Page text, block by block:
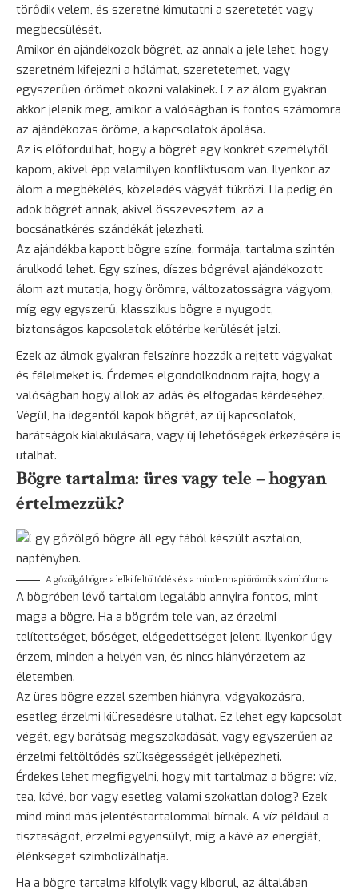
törődik velem, és szeretné kimutatni a szeretetét vagy
megbecsülését.
Amikor én ajándékozok bögrét, az annak a jele lehet, hogy
szeretném kifejezni a hálámat, szeretetemet, vagy
egyszerűen örömet okozni valakinek. Ez az álom gyakran
akkor jelenik meg, amikor a valóságban is fontos számomra
az ajándékozás öröme, a kapcsolatok ápolása.
Az is előfordulhat, hogy a bögrét egy konkrét személytől
kapom, akivel épp valamilyen konfliktusom van. Ilyenkor az
álom a megbékélés, közeledés vágyát tükrözi. Ha pedig én
adok bögrét annak, akivel összevesztem, az a
bocsánatkérés szándékát jelezheti.
Az ajándékba kapott bögre színe, formája, tartalma szintén
árulkodó lehet. Egy színes, díszes bögrével ajándékozott
álom azt mutatja, hogy örömre, változatosságra vágyom,
míg egy egyszerű, klasszikus bögre a nyugodt,
biztonságos kapcsolatok előtérbe kerülését jelzi.
Ezek az álmok gyakran felszínre hozzák a rejtett vágyakat
és félelmeket is. Érdemes elgondolkodnom rajta, hogy a
valóságban hogy állok az adás és elfogadás kérdéséhez.
Végül, ha idegentől kapok bögrét, az új kapcsolatok,
barátságok kialakulására, vagy új lehetőségek érkezésére is
utalhat.
Bögre tartalma: üres vagy tele – hogyan
értelmezzük?
A gőzölgő bögre a lelki feltöltődés és a mindennapi örömök szimbóluma.
A bögrében lévő tartalom legalább annyira fontos, mint
maga a bögre. Ha a bögrém tele van, az érzelmi
telítettséget, bőséget, elégedettséget jelent. Ilyenkor úgy
érzem, minden a helyén van, és nincs hiányérzetem az
életemben.
Az üres bögre ezzel szemben hiányra, vágyakozásra,
esetleg érzelmi kiüresedésre utalhat. Ez lehet egy kapcsolat
végét, egy barátság megszakadását, vagy egyszerűen az
érzelmi feltöltődés szükségességét jelképezheti.
Érdekes lehet megfigyelni, hogy mit tartalmaz a bögre: víz,
tea, kávé, bor vagy esetleg valami szokatlan dolog? Ezek
mind-mind más jelentéstartalommal bírnak. A víz például a
tisztaságot, érzelmi egyensúlyt, míg a kávé az energiát,
élénkséget szimbolizálhatja.
Ha a bögre tartalma kifolyik vagy kiborul, az általában